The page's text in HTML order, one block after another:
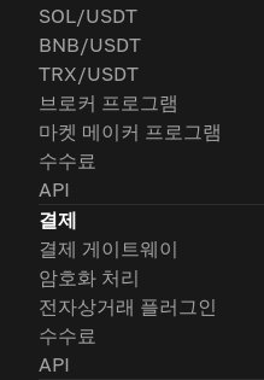
SOL/USDT
BNB/USDT
TRX/USDT
브로커 프로그램
마켓 메이커 프로그램
수수료
API
결제
결제 게이트웨이
암호화 처리
전자상거래 플러그인
수수료
API